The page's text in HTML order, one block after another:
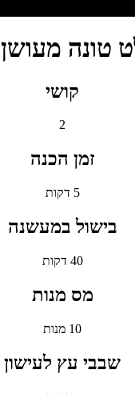
טונה מעושן
קושי
2
זמן הכנה
5 דקות
בישול במעשנה
40 דקות
מס מנות
10 מנות
שבבי עץ לעישון